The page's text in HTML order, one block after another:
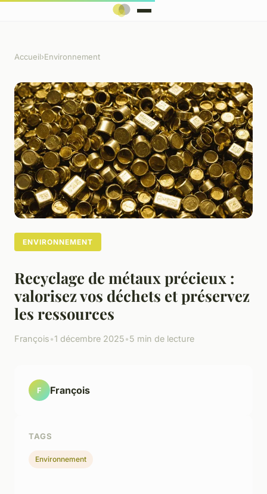
Accueil›Environnement
ENVIRONNEMENT
Recyclage de métaux précieux :
valorisez vos déchets et préservez
les ressources
François•1 décembre 2025•5 min de lecture
F François
TAGS
Environnement